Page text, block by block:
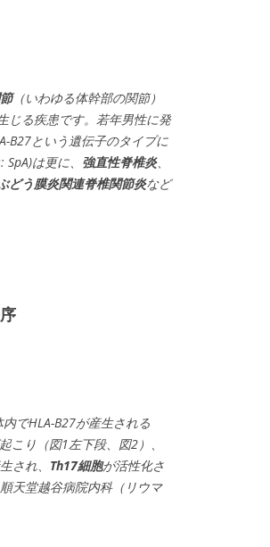
（いわゆる体幹部の関節）
じる疾患です。若年男性に発
B27という遺伝子のタイプに
: SpA)は更に、 強直性脊椎炎、
どう膜炎関連脊椎関節炎など
でHLA-B27が産生される
こり（図1左下段、図2）、
され、 Th17細胞が活性化さ
天堂越谷病院内科（リウマ